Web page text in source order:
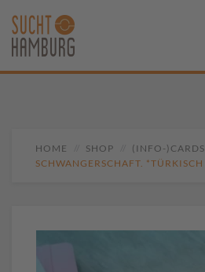
HOME SHOP (INFO-)CARDS
SCHWANGERSCHAFT. *TÜRKISCH